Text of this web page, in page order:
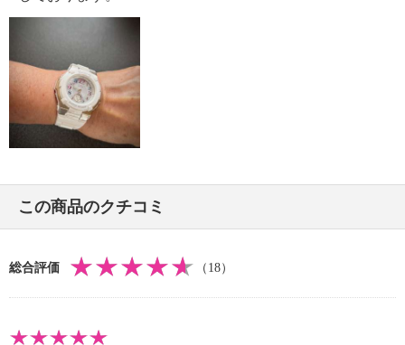
・バンド製造国：タイ
この商品のクチコミ
総合評価 （18）